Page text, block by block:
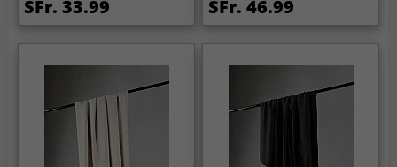
SFr. 33.99 SFr. 46.99